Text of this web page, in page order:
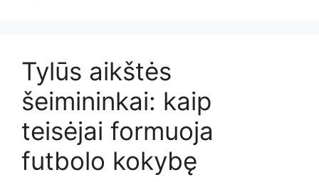
Tylūs aikštės
šeimininkai: kaip
teisėjai formuoja
futbolo kokybę